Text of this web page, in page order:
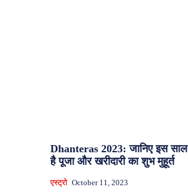
Dhanteras 2023: जानिए इस
है पूजा और खरीदारी का शुभ मुहूर्त
एस्ट्रो October 11, 2023